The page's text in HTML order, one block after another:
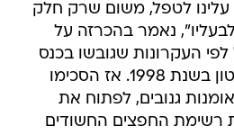
עלינו לטפל, משום שרק חלק
נאמר בהכרזה על
העקרונות שגובשו בכנס
בנושא שנערך בוושינגטון בשנת 1998. אז הסכימו
גנובים, לפתוח את
רשימת החפצים החשודים